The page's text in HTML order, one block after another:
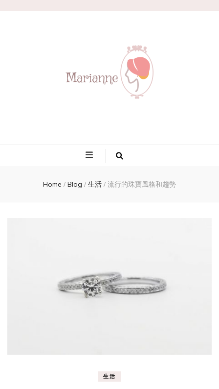
Marianne
Home / Blog / 生活 / 流行的珠寶風格和趨勢
生活